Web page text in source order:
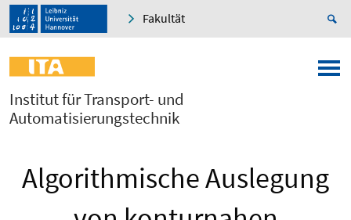
Fakultät
Institut für Transport- und
Automatisierungstechnik
Algorithmische Auslegung